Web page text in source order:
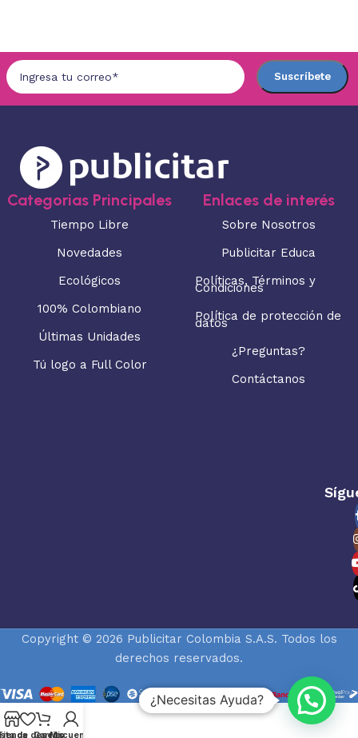
Categorias Principales
Tiempo Libre
Novedades
Ecológicos
100% Colombiano
Últimas Unidades
Tú logo a Full Color
Enlaces de interés
Sobre Nosotros
Publicitar Educa
Políticas, Términos y
Condiciones
Política de protección de
datos
¿Preguntas?
Contáctanos
Copyright © 2026 Publicitar Colombia S.A.S. Todos los
derechos reservados.
de deseos
CarritoMi cuenta
¿Necesitas Ayuda?